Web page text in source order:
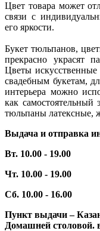
Цвет товара может
связи с
его яркости.
Букет тюльпанов,
прекрасно украсят
Цветы
свадебным букетам,
интерьера можно
как самостоятельный
тюльпаны латексные,
Выдача и отправка
Вт. 10.00 - 19.00
Чт. 10.00 - 19.00
Сб. 10.00 - 16.00
Пункт выдачи –
Домашней